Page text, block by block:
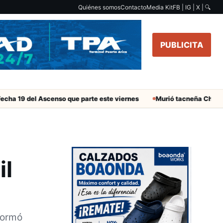
Quiénes somosContactoMedia KitFB | IG | X | 🔍
PUBLICITA
Ascenso que parte este viernes Murió tacneña Charito Mistral